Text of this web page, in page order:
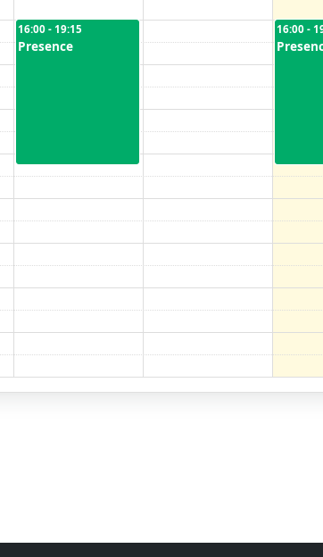
16:00 - 19:15
Presence
16:00 -